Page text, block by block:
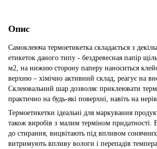
Опис
Самоклеюча термоетикетка складається з
етикеток даного типу - бездревесная папір
м2, на нижню сторону паперу наноситься
верхню – хімічно активний склад, реагує на
Склеювальний шар дозволяє приклеювати
практично на будь-які поверхні, навіть на
Термоетикетки ідеальні для маркування
також виробів з малим терміном придатності.
до стирання, вицвітають під впливом
витримують впливу вологи і перепадів